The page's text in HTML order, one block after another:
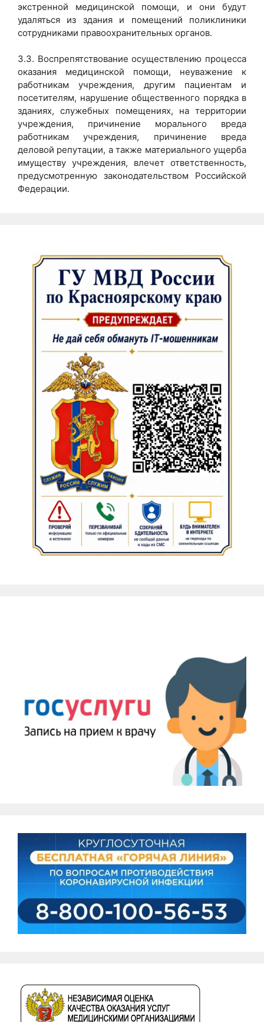
экстренной медицинской помощи, и они будут
удаляться из здания и помещений поликлиники
сотрудниками правоохранительных органов.
3.3. Воспрепятствование осуществлению процесса
оказания медицинской помощи, неуважение к
работникам учреждения, другим пациентам и
посетителям, нарушение общественного порядка в
зданиях, служебных помещениях, на территории
учреждения, причинение морального вреда
работникам учреждения, причинение вреда
деловой репутации, а также материального ущерба
имуществу учреждения, влечет ответственность,
предусмотренную законодательством Российской
Федерации.